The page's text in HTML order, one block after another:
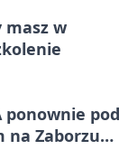
masz w
ponownie pod
na Zaborzu